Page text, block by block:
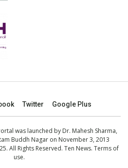
Twitter Google Plus
was launched by Dr. Mahesh Sharma,
Buddh Nagar on November 3, 2013
All Rights Reserved. Ten News. Terms of
use.